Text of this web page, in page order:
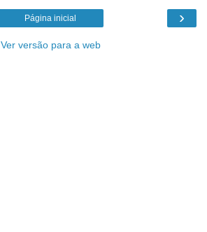
›
Página inicial
Ver versão para a web